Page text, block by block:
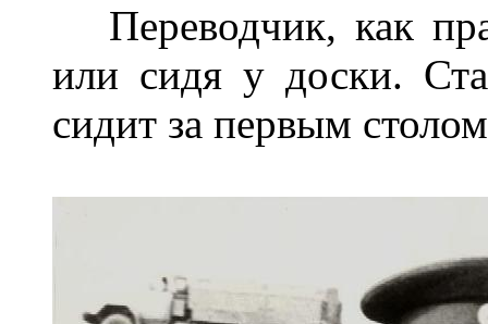
Переводчик, как
или сидя у доски.
сидит за первым